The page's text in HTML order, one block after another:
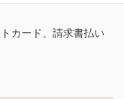
カード、請求書払い